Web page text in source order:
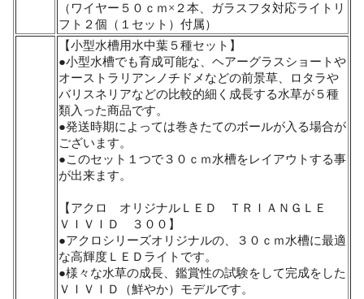
（ワイヤー５０ｃｍ×２本、ガラスフタ対応ライトリ
フト２個（１セット）付属）
【小型水槽用水中葉５種セット】
●小型水槽でも育成可能な、ヘアーグラスショートや
オーストラリアンノチドメなどの前景草、ロタラや
バリスネリアなどの比較的細く成長する水草が５種
類入った商品です。
●発送時期によっては巻きたてのボールが入る場合が
ございます。
●このセット１つで３０ｃｍ水槽をレイアウトする事
が出来ます。
【アクロ オリジナルＬＥＤ ＴＲＩＡＮＧＬＥ
ＶＩＶＩＤ ３００】
●アクロシリーズオリジナルの、３０ｃｍ水槽に最適
な高輝度ＬＥＤライトです。
●様々な水草の成長、鑑賞性の試験をして完成をした
ＶＩＶＩＤ（鮮やか）モデルです。